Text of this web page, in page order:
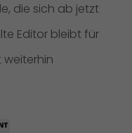
die sich ab jetzt
Editor bleibt für
weiterhin